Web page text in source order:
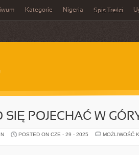
Kategorie Nigeria Spis Treści
SIĘ POJECHAĆ W
POSTED ON CZE - 29 - 2025
MOŻLIWOŚĆ